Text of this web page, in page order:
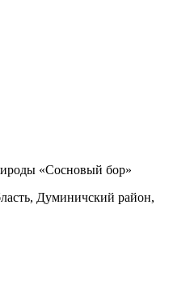
«Сосновый бор»
Думиничский район,